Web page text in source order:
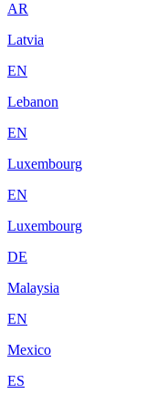
AR
Latvia
EN
Lebanon
EN
Luxembourg
EN
Luxembourg
DE
Malaysia
EN
Mexico
ES